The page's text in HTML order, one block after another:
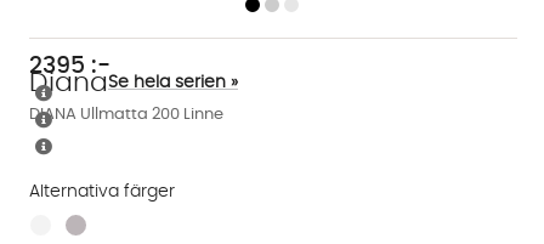
DIANA Ullmatta 200 Linne
Diana Se hela serien »
2395 :-
Alternativa färger
Finns även i dessa färger: